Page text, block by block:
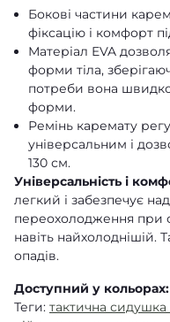
Бокові частини
фіксацію і комфорт
Матеріал EVA
форми тіла,
потреби вона
форми.
Ремінь каремату
універсальним і
130 см.
Універсальність і
легкий і забезпечує
переохолодження при
навіть найхолоднішій.
опадів.
Доступний у кольорах:
Теги: тактична